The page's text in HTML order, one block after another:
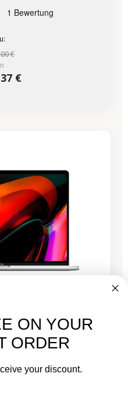
€
€
Bar 2019 – Intel i7
GB RAM
ON YOUR
ORDER
your discount.